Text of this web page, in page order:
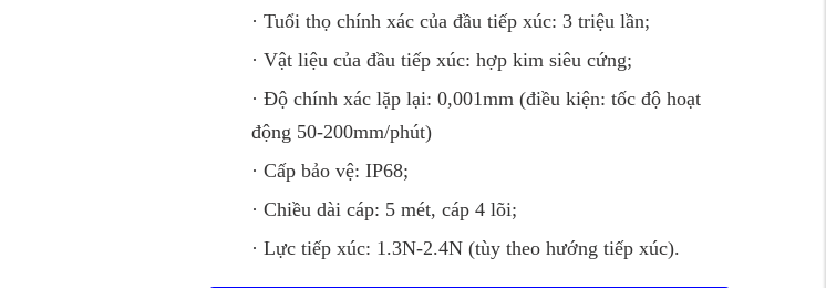
· Tuổi thọ chính xác của đầu tiếp xúc: 3 triệu lần;
· Vật liệu của đầu tiếp xúc: hợp kim siêu cứng;
· Độ chính xác lặp lại: 0,001mm (điều kiện: tốc độ hoạt
động 50-200mm/phút)
· Cấp bảo vệ: IP68;
· Chiều dài cáp: 5 mét, cáp 4 lõi;
· Lực tiếp xúc: 1.3N-2.4N (tùy theo hướng tiếp xúc).